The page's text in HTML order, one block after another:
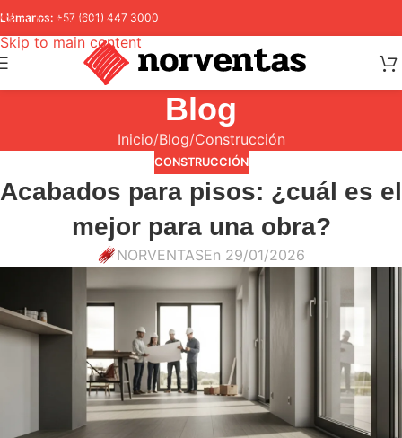
Skip to navigation
Skip to main content
Llámanos: +57 (601) 447 3000
Blog
Inicio Blog Construcción
CONSTRUCCIÓN
Acabados para pisos: ¿cuál es el
mejor para una obra?
NORVENTASEn 29/01/2026